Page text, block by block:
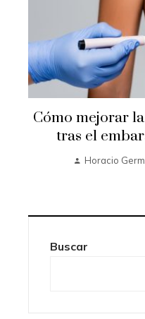
Cómo mejorar
tras el
Horacio
Buscar